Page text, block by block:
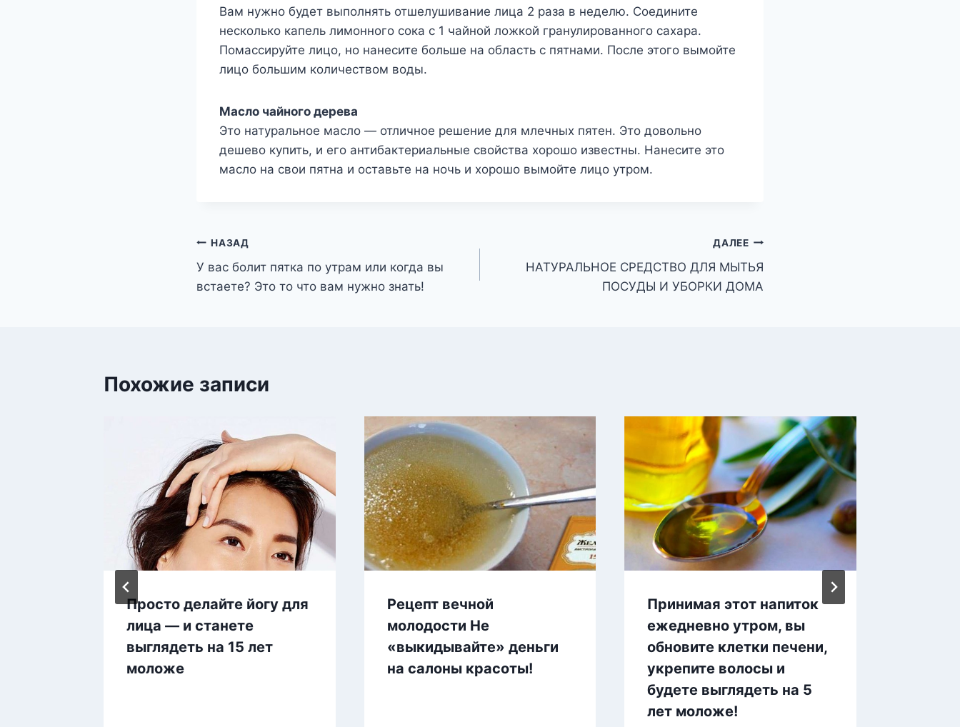
Вам нужно будет выполнять отшелушивание лица 2 раза в неделю. Соедините
несколько капель лимонного сока с 1 чайной ложкой гранулированного сахара.
Помассируйте лицо, но нанесите больше на область с пятнами. После этого вымойте
лицо большим количеством воды.
Масло чайного дерева
Это натуральное масло — отличное решение для млечных пятен. Это довольно
дешево купить, и его антибактериальные свойства хорошо известны. Нанесите это
масло на свои пятна и оставьте на ночь и хорошо вымойте лицо утром.
Навигация
по
НАЗАД
У вас болит пятка по утрам или когда вы
встаете? Это то что вам нужно знать!
ДАЛЕЕ
НАТУРАЛЬНОЕ СРЕДСТВО ДЛЯ МЫТЬЯ
ПОСУДЫ И УБОРКИ ДОМА
Похожие записи
Просто делайте йогу для
лица — и станете
выглядеть на 15 лет
моложе
Рецепт вечной
молодости Не
«выкидывайте» деньги
на салоны красоты!
Принимая этот напиток
ежедневно утром, вы
обновите клетки печени,
укрепите волосы и
будете выглядеть на 5
лет моложе!